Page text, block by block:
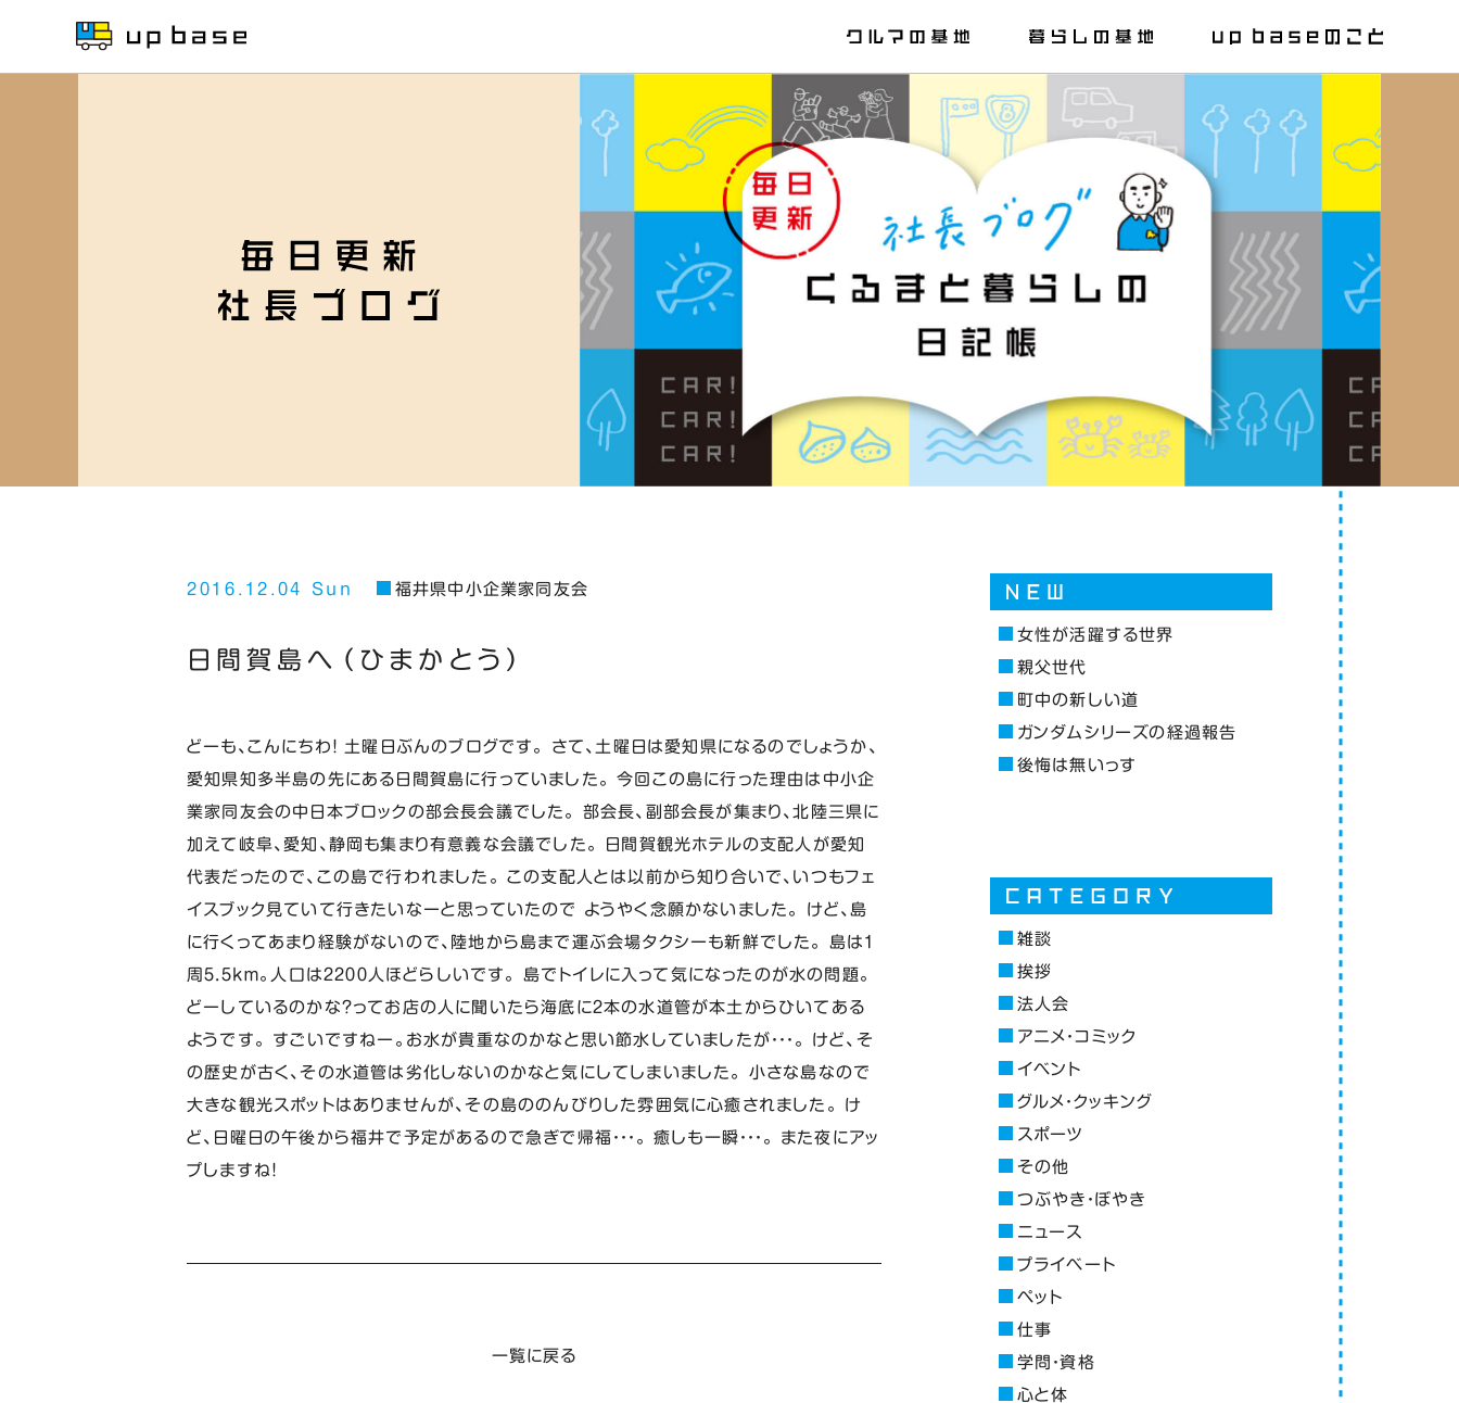
2016.12.04 Sun 福井県中小企業家同友会
日間賀島へ（ひまかとう）
どーも、こんにちわ！ 土曜日ぶんのブログです。 さて、土曜日は愛知県になるのでしょうか、
愛知県知多半島の先にある日間賀島に行っていました。 今回この島に行った理由は中小企
業家同友会の中日本ブロックの部会長会議でした。 部会長、副部会長が集まり、北陸三県に
加えて岐阜、愛知、静岡も集まり有意義な会議でした。 日間賀観光ホテルの支配人が愛知
代表だったので、この島で行われました。 この支配人とは以前から知り合いで、いつもフェ
イスブック見ていて行きたいなーと思っていたので ようやく念願かないました。 けど、島
に行くってあまり経験がないので、陸地から島まで運ぶ会場タクシーも新鮮でした。 島は１
周５．５ｋｍ。人口は２２００人ほどらしいです。 島でトイレに入って気になったのが水の問題。
どーしているのかな？ってお店の人に聞いたら海底に２本の水道管が本土からひいてある
ようです。 すごいですねー。お水が貴重なのかなと思い節水していましたが・・・。 けど、そ
の歴史が古く、その水道管は劣化しないのかなと気にしてしまいました。 小さな島なので
大きな観光スポットはありませんが、その島ののんびりした雰囲気に心癒されました。 け
ど、日曜日の午後から福井で予定があるので急ぎで帰福・・・。 癒しも一瞬・・・。 また夜にアッ
プしますね！
一覧に戻る
女性が活躍する世界
親父世代
町中の新しい道
ガンダムシリーズの経過報告
後悔は無いっす
雑談
挨拶
法人会
アニメ・コミック
イベント
グルメ・クッキング
スポーツ
その他
つぶやき・ぼやき
ニュース
プライベート
ペット
仕事
学問・資格
心と体